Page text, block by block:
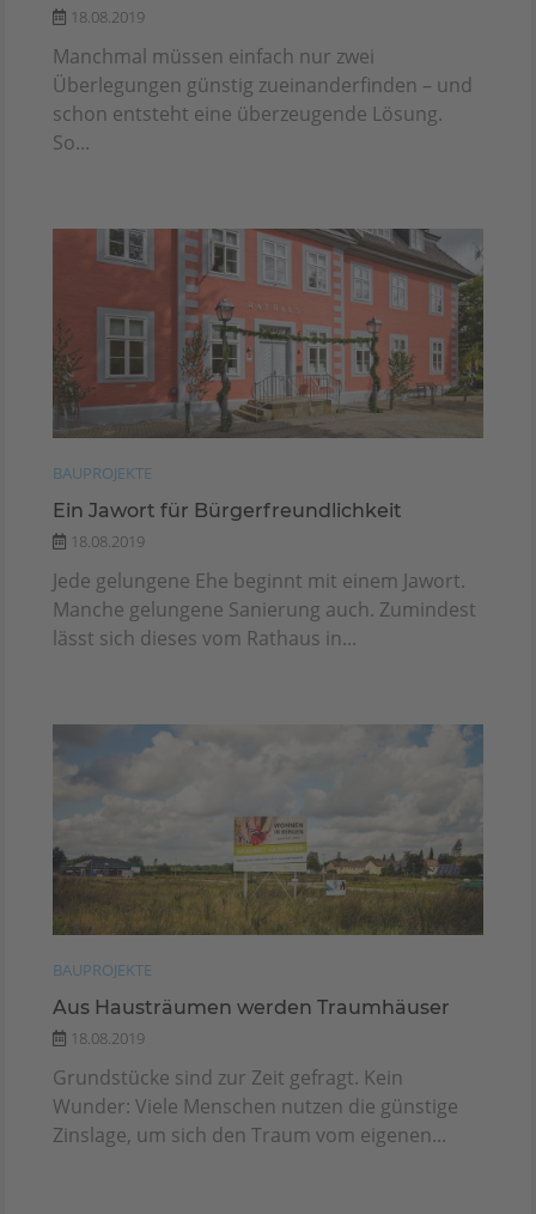
18.08.2019
Manchmal müssen einfach nur zwei
Überlegungen günstig zueinanderfinden – und
schon entsteht eine überzeugende Lösung.
So...
BAUPROJEKTE
Ein Jawort für Bürgerfreundlichkeit
18.08.2019
Jede gelungene Ehe beginnt mit einem Jawort.
Manche gelungene Sanierung auch. Zumindest
lässt sich dieses vom Rathaus in...
BAUPROJEKTE
Aus Hausträumen werden Traumhäuser
18.08.2019
Grundstücke sind zur Zeit gefragt. Kein
Wunder: Viele Menschen nutzen die günstige
Zinslage, um sich den Traum vom eigenen...